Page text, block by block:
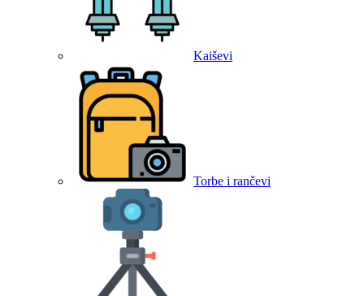
Kaiševi
Torbe i rančevi